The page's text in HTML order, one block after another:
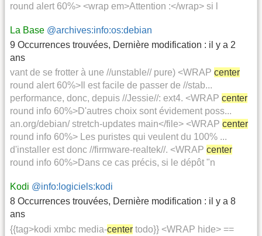
round alert 60%> <wrap em>Attention :</wrap> si l
La Base @archives:info:os:debian
9 Occurrences trouvées, Dernière modification : il y a 2
ans
vant de se frotter à une //unstable// pure) <WRAP center
round alert 60%>Il est facile de passer de //stab...
performance, donc, depuis //Jessie//: ext4. <WRAP center
round info 60%>D'autres choix sont évidement poss...
an.org/debian/ stretch-updates main</file> <WRAP center
round info 60%> Les puristes qui veulent du 100% ...
d'installer est donc //firmware-realtek//. <WRAP center
round info 60%>Dans ce cas précis, si le dépôt "n
Kodi @info:logiciels:kodi
8 Occurrences trouvées, Dernière modification : il y a 8
ans
{{tag>kodi xmbc media-center todo}} <WRAP hide> ==